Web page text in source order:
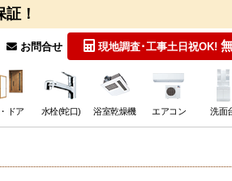
！
お問合せ 現地調査･工事土日祝OK!
ドア 水栓(蛇口) 浴室乾燥機 エアコン 洗面